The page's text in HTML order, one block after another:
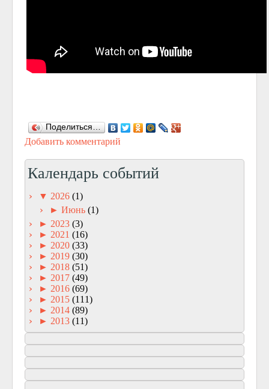
Поделиться…
Добавить комментарий
Календарь событий
▼ 2026 (1)
► Июнь (1)
► 2023 (3)
► 2021 (16)
► 2020 (33)
► 2019 (30)
► 2018 (51)
► 2017 (49)
► 2016 (69)
► 2015 (111)
► 2014 (89)
► 2013 (11)